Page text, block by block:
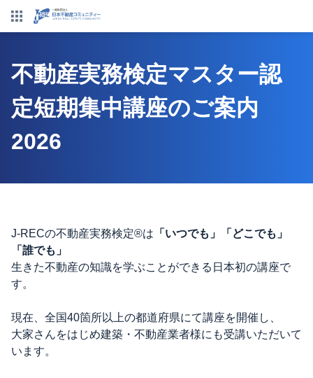
不動産実務検定マスター認
定短期集中講座のご案内
2026
J-RECの不動産実務検定®は 「いつでも」「どこでも」
「誰でも」
生きた不動産の知識を学ぶことができる日本初の講座で
す。
現在、全国40箇所以上の都道府県にて講座を開催し、
大家さんをはじめ建築・不動産業者様にも受講いただいて
います。